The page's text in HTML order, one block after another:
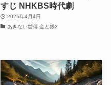
すじ NHKBS時代劇
2025年4月4日
あきない世傳 金と銀2